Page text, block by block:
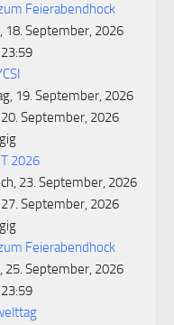
Feierabendhock
18. September, 2026
19. September, 2026
September, 2026
2026
23. September, 2026
September, 2026
Feierabendhock
25. September, 2026